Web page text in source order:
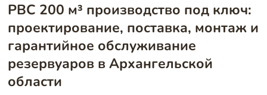
РВС 200 м³ производство под ключ:
проектирование, поставка, монтаж и
гарантийное обслуживание
резервуаров в Архангельской
области